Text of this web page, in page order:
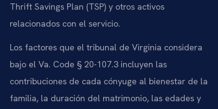
Thrift Savings Plan (TSP) y otros activos
relacionados con el servicio.
Los factores que el tribunal de Virginia considera
bajo el Va. Code § 20-107.3 incluyen las
contribuciones de cada cónyuge al bienestar de la
familia, la duración del matrimonio, las edades y